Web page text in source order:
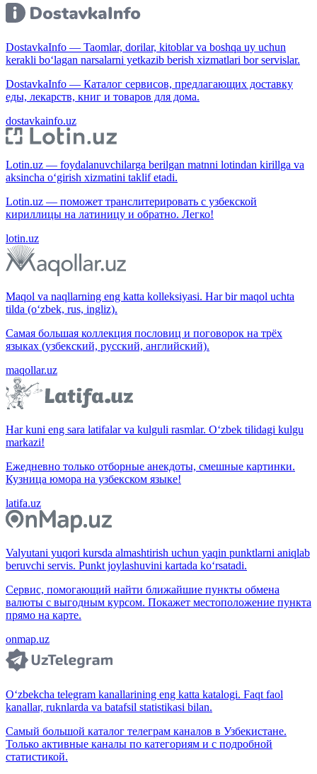
DostavkaInfo — Taomlar, dorilar, kitoblar va boshqa uy uchun
kerakli bo‘lagan narsalarni yetkazib berish xizmatlari bor servislar.
DostavkaInfo — Каталог сервисов, предлагающих доставку
еды, лекарств, книг и товаров для дома.
dostavkainfo.uz
Lotin.uz — foydalanuvchilarga berilgan matnni lotindan kirillga va
aksincha o‘girish xizmatini taklif etadi.
Lotin.uz — поможет транслитерировать с узбекской
кириллицы на латиницу и обратно. Легко!
lotin.uz
Maqol va naqllarning eng katta kolleksiyasi. Har bir maqol uchta
tilda (o‘zbek, rus, ingliz).
Самая большая коллекция пословиц и поговорок на трёх
языках (узбекский, русский, английский).
maqollar.uz
Har kuni eng sara latifalar va kulguli rasmlar. O‘zbek tilidagi kulgu
markazi!
Ежедневно только отборные анекдоты, смешные картинки.
Кузница юмора на узбекском языке!
latifa.uz
Valyutani yuqori kursda almashtirish uchun yaqin punktlarni aniqlab
beruvchi servis. Punkt joylashuvini kartada ko‘rsatadi.
Сервис, помогающий найти ближайшие пункты обмена
валюты с выгодным курсом. Покажет местоположение пункта
прямо на карте.
onmap.uz
O‘zbekcha telegram kanallarining eng katta katalogi. Faqt faol
kanallar, ruknlarda va batafsil statistikasi bilan.
Самый большой каталог телеграм каналов в Узбекистане.
Только активные каналы по категориям и с подробной
статистикой.